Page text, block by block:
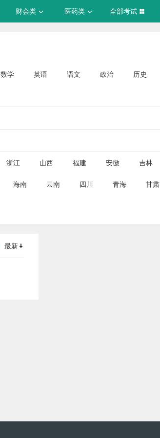
财会类 医药类 全部考试
数学 英语 语文 政治 历史
浙江 山西 福建 安徽 吉林
海南 云南 四川 青海 甘肃
最新